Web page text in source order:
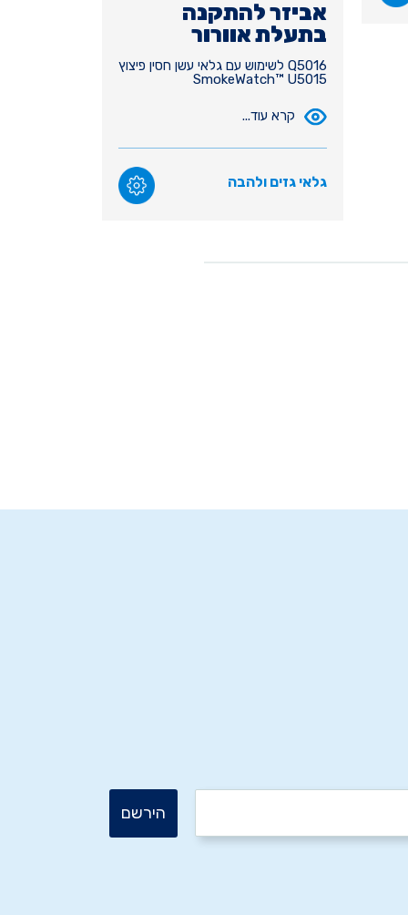
אביזר להתקנה
בתעלת אוורור
Q5016 לשימוש עם גלאי עשן חסין פיצוץ
SmokeWatch™ U5015
קרא עוד...
גלאי גזים ולהבה